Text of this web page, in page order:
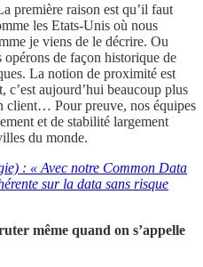
première raison est qu’il faut
les Etats-Unis où nous
je viens de le décrire. Ou
de façon historique de
La notion de proximité est
aujourd’hui beaucoup plus
client… Pour preuve, nos équipes
et de stabilité largement
du monde.
: « Avec notre Common Data
sur la data sans risque
même quand on s’appelle